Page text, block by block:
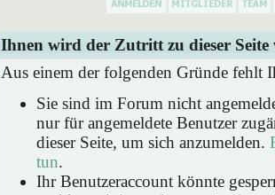
Ihnen wird der Zutritt zu dieser Seite
Aus einem der folgenden Gründe fehlt
Sie sind im Forum nicht
nur für angemeldete Benutzer
dieser Seite, um sich anzumelden.
tun.
Ihr Benutzeraccount könnte